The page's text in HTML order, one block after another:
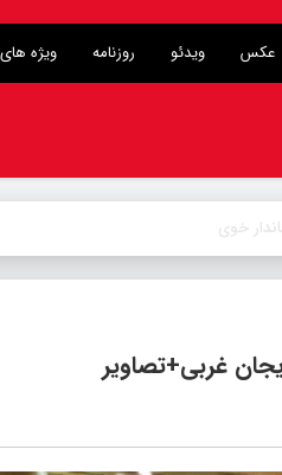
عکس ویدئو روزنامه ویژه
غربی+تصاویر